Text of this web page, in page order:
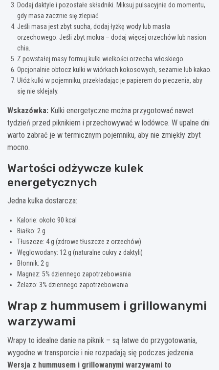
Dodaj daktyle i pozostałe składniki. Miksuj pulsacyjnie do momentu,
gdy masa zacznie się zlepiać.
Jeśli masa jest zbyt sucha, dodaj łyżkę wody lub masła
orzechowego. Jeśli zbyt mokra – dodaj więcej orzechów lub nasion
chia.
Z powstałej masy formuj kulki wielkości orzecha włoskiego.
Opcjonalnie obtocz kulki w wiórkach kokosowych, sezamie lub kakao.
Ułóż kulki w pojemniku, przekładając je papierem do pieczenia, aby
się nie sklejały.
Wskazówka: Kulki energetyczne można przygotować nawet
tydzień przed piknikiem i przechowywać w lodówce. W upalne dni
warto zabrać je w termicznym pojemniku, aby nie zmiękły zbyt
mocno.
Wartości odżywcze kulek
energetycznych
Jedna kulka dostarcza:
Kalorie: około 90 kcal
Białko: 2 g
Tłuszcze: 4 g (zdrowe tłuszcze z orzechów)
Węglowodany: 12 g (naturalne cukry z daktyli)
Błonnik: 2 g
Magnez: 5% dziennego zapotrzebowania
Żelazo: 3% dziennego zapotrzebowania
Wrap z hummusem i grillowanymi
warzywami
Wrapy to idealne danie na piknik – są łatwe do przygotowania,
wygodne w transporcie i nie rozpadają się podczas jedzenia.
Wersja z hummusem i grillowanymi warzywami to